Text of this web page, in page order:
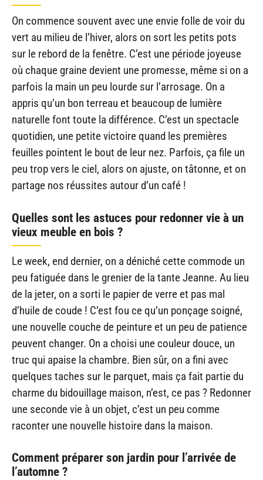
On commence souvent avec une envie folle de voir du
vert au milieu de l’hiver, alors on sort les petits pots
sur le rebord de la fenêtre. C’est une période joyeuse
où chaque graine devient une promesse, même si on a
parfois la main un peu lourde sur l’arrosage. On a
appris qu’un bon terreau et beaucoup de lumière
naturelle font toute la différence. C’est un spectacle
quotidien, une petite victoire quand les premières
feuilles pointent le bout de leur nez. Parfois, ça file un
peu trop vers le ciel, alors on ajuste, on tâtonne, et on
partage nos réussites autour d’un café !
Quelles sont les astuces pour redonner vie à un
vieux meuble en bois ?
Le week, end dernier, on a déniché cette commode un
peu fatiguée dans le grenier de la tante Jeanne. Au lieu
de la jeter, on a sorti le papier de verre et pas mal
d’huile de coude ! C’est fou ce qu’un ponçage soigné,
une nouvelle couche de peinture et un peu de patience
peuvent changer. On a choisi une couleur douce, un
truc qui apaise la chambre. Bien sûr, on a fini avec
quelques taches sur le parquet, mais ça fait partie du
charme du bidouillage maison, n’est, ce pas ? Redonner
une seconde vie à un objet, c’est un peu comme
raconter une nouvelle histoire dans la maison.
Comment préparer son jardin pour l’arrivée de
l’automne ?